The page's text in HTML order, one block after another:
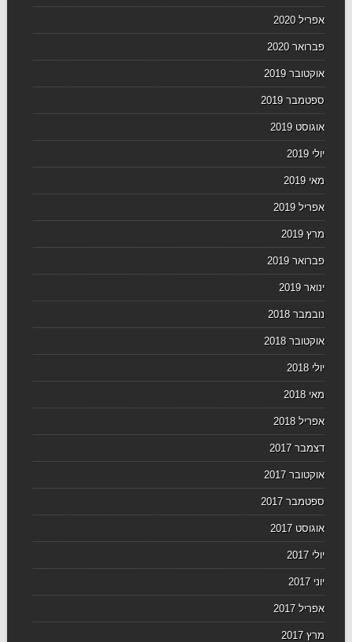
אפריל 2020
פברואר 2020
אוקטובר 2019
ספטמבר 2019
אוגוסט 2019
יולי 2019
מאי 2019
אפריל 2019
מרץ 2019
פברואר 2019
ינואר 2019
נובמבר 2018
אוקטובר 2018
יולי 2018
מאי 2018
אפריל 2018
דצמבר 2017
אוקטובר 2017
ספטמבר 2017
אוגוסט 2017
יולי 2017
יוני 2017
אפריל 2017
מרץ 2017